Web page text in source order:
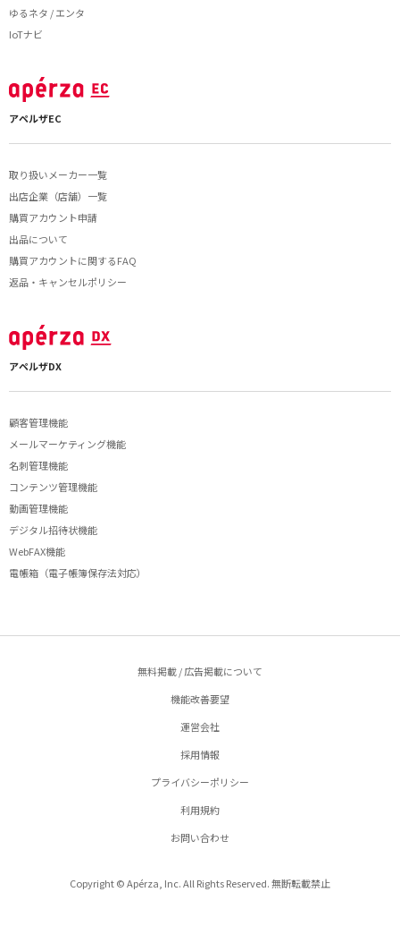
ゆるネタ / エンタ
IoTナビ
アペルザEC
取り扱いメーカー一覧
出店企業（店舗）一覧
購買アカウント申請
出品について
購買アカウントに関するFAQ
返品・キャンセルポリシー
アペルザDX
顧客管理機能
メールマーケティング機能
名刺管理機能
コンテンツ管理機能
動画管理機能
デジタル招待状機能
WebFAX機能
電帳箱（電子帳簿保存法対応）
無料掲載 / 広告掲載について
機能改善要望
運営会社
採用情報
プライバシーポリシー
利用規約
お問い合わせ
Copyright © Apérza, Inc. All Rights Reserved. 無断転載禁止